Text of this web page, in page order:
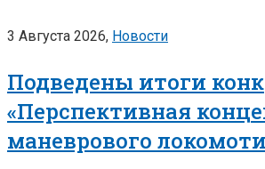
3 Августа 2026, Новости
Подведены итоги
«Перспективная
маневрового